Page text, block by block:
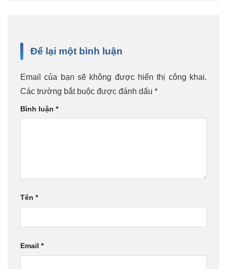
Để lại một bình luận
Email của bạn sẽ không được hiển thị công khai.
Các trường bắt buộc được đánh dấu *
Bình luận *
Tên *
Email *